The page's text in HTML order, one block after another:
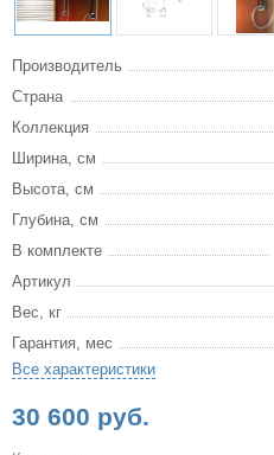
Производитель
Страна
Коллекция
Ширина, см
Высота, см
Глубина, см
В комплекте
Артикул
Вес, кг
Гарантия, мес
Все характеристики
30 600 руб.